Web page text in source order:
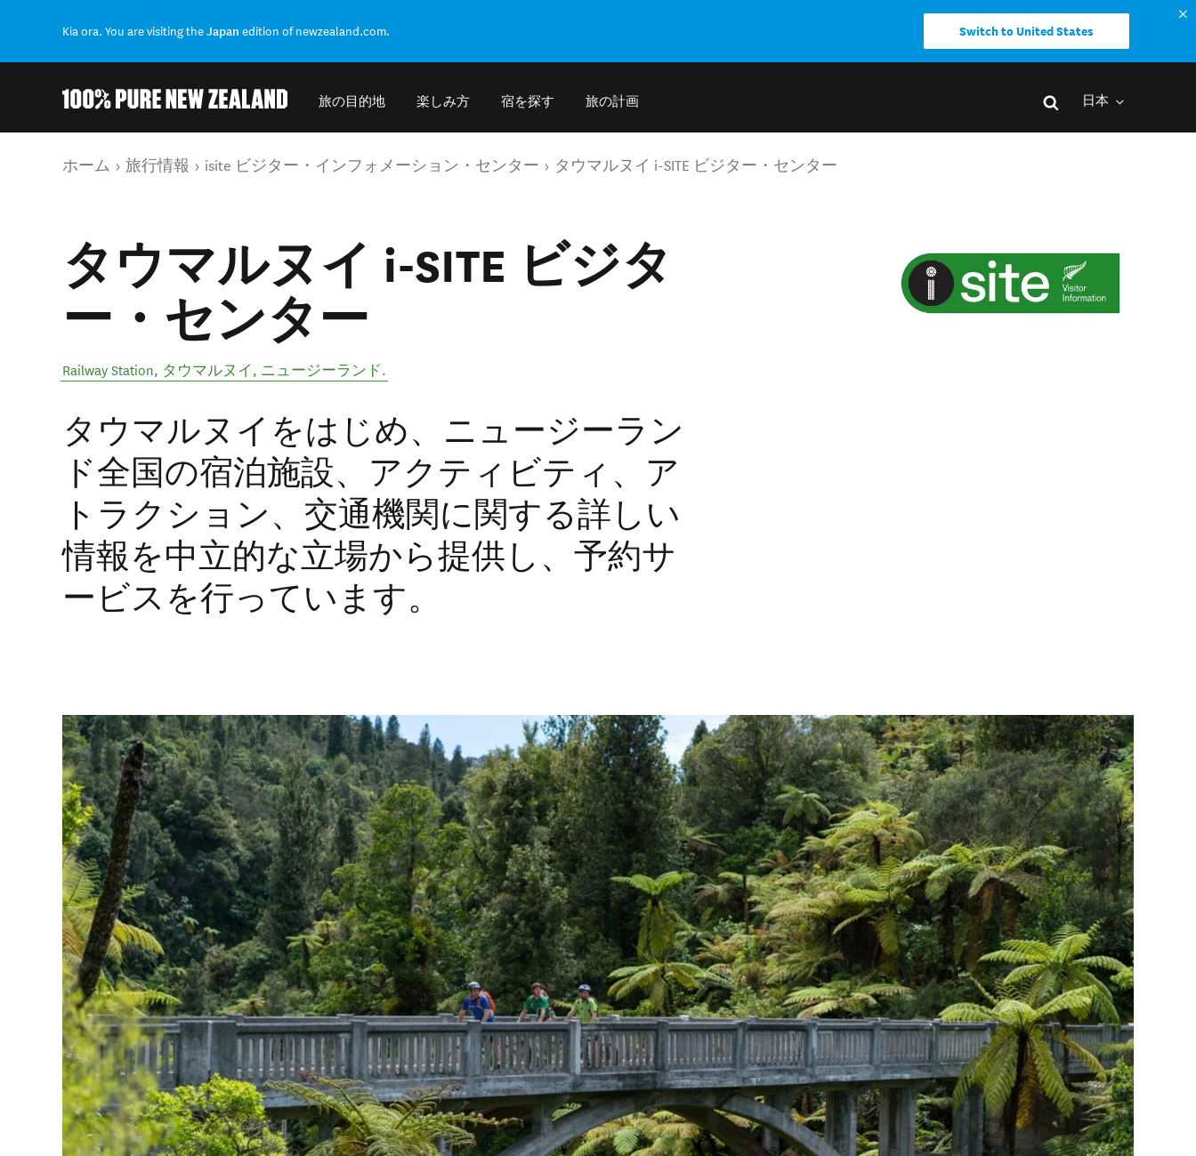
Kia ora. You are visiting theJapan edition of newzealand.com. Switch to United States
旅の目的地 楽しみ方 宿を探す 旅の計画 日本
現在のページ
ホーム 旅行情報 isite ビジター・インフォメーション・センター タウマルヌイ i-SITE ビジター・センター
タウマルヌイ i-SITE ビジタ
ー・センター
Railway Station, タウマルヌイ , ニュージーランド.
タウマルヌイをはじめ、ニュージーラン
ド全国の宿泊施設、アクティビティ、ア
トラクション、交通機関に関する詳しい
情報を中立的な立場から提供し、予約サ
ービスを行っています。